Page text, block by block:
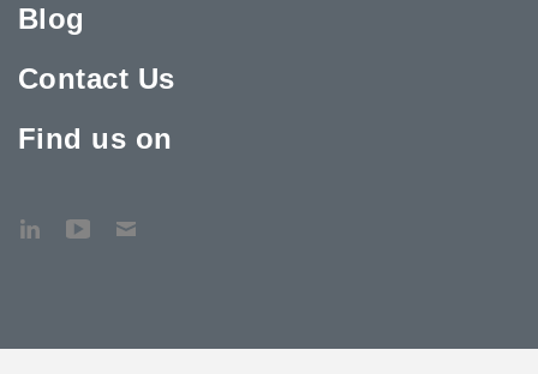
Blog
Contact Us
Find us on